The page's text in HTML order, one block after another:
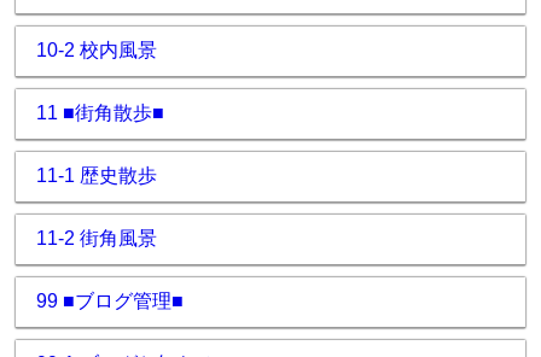
10-2 校内風景
11 ■街角散歩■
11-1 歴史散歩
11-2 街角風景
99 ■ブログ管理■